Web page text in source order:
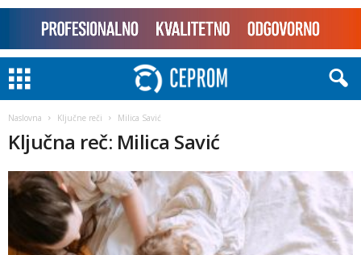
Naslovna Ključne reči Milica Savić
Ključna reč: Milica Savić